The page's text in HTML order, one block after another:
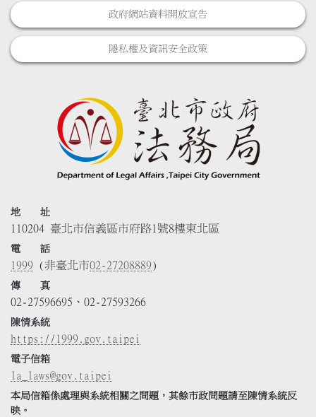
政府網站資料開放宣告
隱私權及資訊安全政策
地 址
110204 臺北市信義區市府路1號8樓東北區
電 話
1999 (非臺北市02-27208889)
傳 真
02-27596695、02-27593266
陳情系統
https://1999.gov.taipei
電子信箱
la_laws@gov.taipei
本局信箱係處理與系統相關之問題，其餘市政問題請至陳情系統反
映。